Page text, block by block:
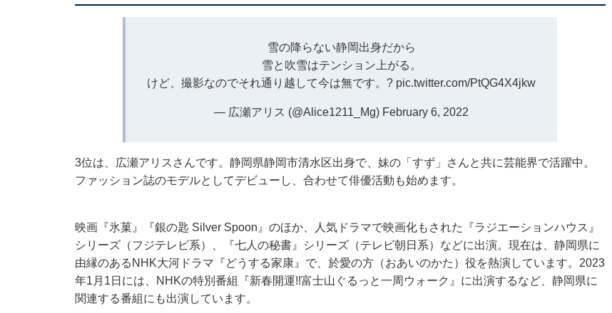
雪の降らない静岡出身だから
雪と吹雪はテンション上がる。
けど、撮影なのでそれ通り越して今は無です。? pic.twitter.com/PtQG4X4jkw
— 広瀬アリス (@Alice1211_Mg) February 6, 2022
3位は、広瀬アリスさんです。静岡県静岡市清水区出身で、妹の「すず」さんと共に芸能界で活躍中。
ファッション誌のモデルとしてデビューし、合わせて俳優活動も始めます。
映画『氷菓』『銀の匙 Silver Spoon』のほか、人気ドラマで映画化もされた『ラジエーションハウス』
シリーズ（フジテレビ系）、『七人の秘書』シリーズ（テレビ朝日系）などに出演。現在は、静岡県に
由縁のあるNHK大河ドラマ『どうする家康』で、於愛の方（おあいのかた）役を熱演しています。2023
年1月1日には、NHKの特別番組『新春開運!!富士山ぐるっと一周ウォーク』に出演するなど、静岡県に
関連する番組にも出演しています。